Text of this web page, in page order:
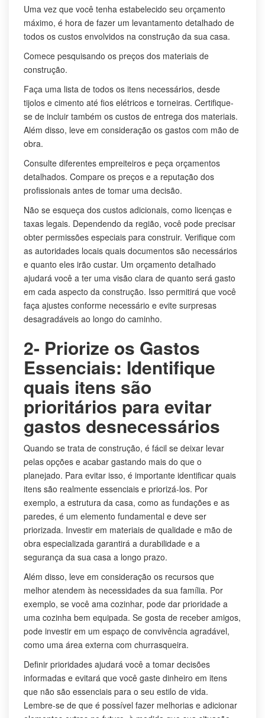
Uma vez que você tenha estabelecido seu orçamento
máximo, é hora de fazer um levantamento detalhado de
todos os custos envolvidos na construção da sua casa.
Comece pesquisando os preços dos materiais de
construção.
Faça uma lista de todos os itens necessários, desde
tijolos e cimento até fios elétricos e torneiras. Certifique-
se de incluir também os custos de entrega dos materiais.
Além disso, leve em consideração os gastos com mão de
obra.
Consulte diferentes empreiteiros e peça orçamentos
detalhados. Compare os preços e a reputação dos
profissionais antes de tomar uma decisão.
Não se esqueça dos custos adicionais, como licenças e
taxas legais. Dependendo da região, você pode precisar
obter permissões especiais para construir. Verifique com
as autoridades locais quais documentos são necessários
e quanto eles irão custar. Um orçamento detalhado
ajudará você a ter uma visão clara de quanto será gasto
em cada aspecto da construção. Isso permitirá que você
faça ajustes conforme necessário e evite surpresas
desagradáveis ao longo do caminho.
2- Priorize os Gastos
Essenciais: Identifique
quais itens são
prioritários para evitar
gastos desnecessários
Quando se trata de construção, é fácil se deixar levar
pelas opções e acabar gastando mais do que o
planejado. Para evitar isso, é importante identificar quais
itens são realmente essenciais e priorizá-los. Por
exemplo, a estrutura da casa, como as fundações e as
paredes, é um elemento fundamental e deve ser
priorizada. Investir em materiais de qualidade e mão de
obra especializada garantirá a durabilidade e a
segurança da sua casa a longo prazo.
Além disso, leve em consideração os recursos que
melhor atendem às necessidades da sua família. Por
exemplo, se você ama cozinhar, pode dar prioridade a
uma cozinha bem equipada. Se gosta de receber amigos,
pode investir em um espaço de convivência agradável,
como uma área externa com churrasqueira.
Definir prioridades ajudará você a tomar decisões
informadas e evitará que você gaste dinheiro em itens
que não são essenciais para o seu estilo de vida.
Lembre-se de que é possível fazer melhorias e adicionar